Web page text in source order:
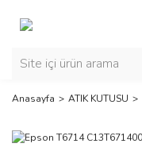
Anasayfa ATIK KUTUSU